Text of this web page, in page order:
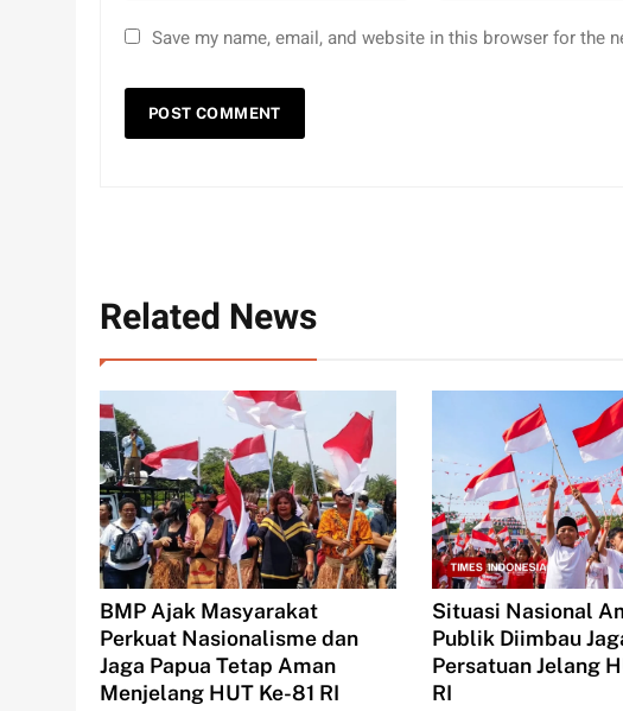
Save my name, email, and website in this browser for the
Related News
BMP Ajak Masyarakat
Perkuat Nasionalisme dan
Jaga Papua Tetap Aman
Menjelang HUT Ke-81 RI
Situasi Nasional
Publik Diimbau
Persatuan Jelang
RI